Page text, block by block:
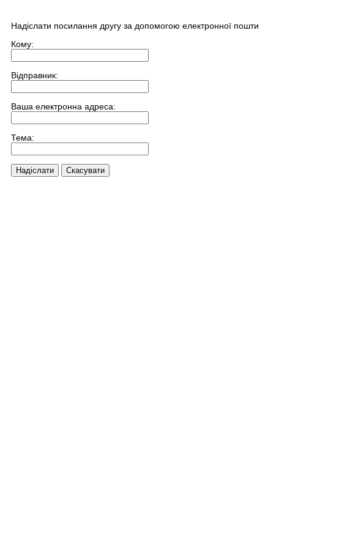
Надіслати посилання другу за допомогою електронної пошти
Кому:
Відправник:
Ваша електронна адреса:
Тема:
Надіслати Скасувати